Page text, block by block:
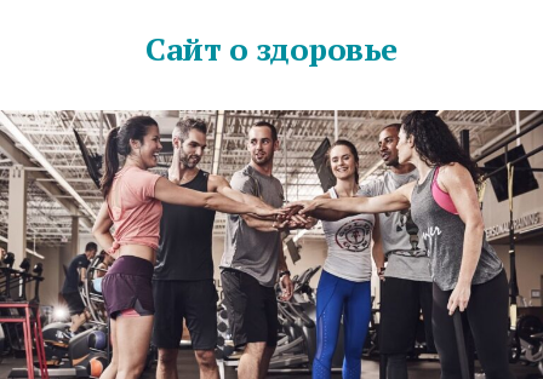
Сайт о здоровье